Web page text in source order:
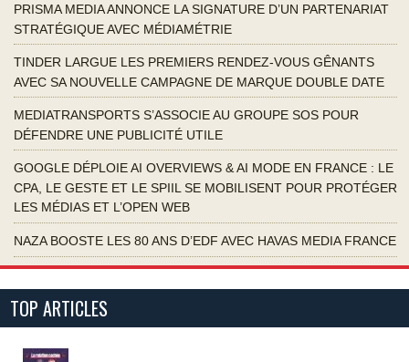
PRISMA MEDIA ANNONCE LA SIGNATURE D’UN PARTENARIAT
STRATÉGIQUE AVEC MÉDIAMÉTRIE
TINDER LARGUE LES PREMIERS RENDEZ-VOUS GÊNANTS
AVEC SA NOUVELLE CAMPAGNE DE MARQUE DOUBLE DATE
MEDIATRANSPORTS S’ASSOCIE AU GROUPE SOS POUR
DÉFENDRE UNE PUBLICITÉ UTILE
GOOGLE DÉPLOIE AI OVERVIEWS & AI MODE EN FRANCE : LE
CPA, LE GESTE ET LE SPIIL SE MOBILISENT POUR PROTÉGER
LES MÉDIAS ET L’OPEN WEB
NAZA BOOSTE LES 80 ANS D’EDF AVEC HAVAS MEDIA FRANCE
TOP ARTICLES